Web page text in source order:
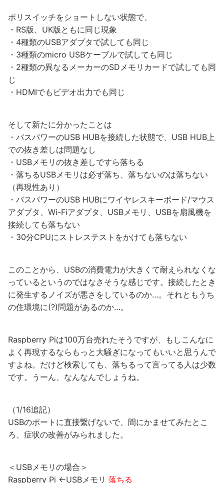
ポリスイッチをショートしない状態で、
・RS版、UK版ともに同じ現象
・4種類のUSBアダプタで試しても同じ
・3種類のmicro USBケーブルで試しても同じ
・2種類の異なるメーカーのSDメモリカードで試しても同
じ
・HDMIでもビデオ出力でも同じ
そして新たに分かったことは
・バスパワーのUSB HUBを接続した状態で、USB HUB上
での抜き差しは問題なし
・USBメモリの抜き差しですら落ちる
・落ちるUSBメモリは必ず落ち、落ちないのは落ちない
（再現性あり）
・バスパワーのUSB HUBにワイヤレスキーボード/マウス
アダプタ、Wi-Fiアダプタ、USBメモリ、USBを扇風機を
接続しても落ちない
・30分CPUにストレステストをかけても落ちない
このことから、USBの消費電力が大きくて耐えられなくな
っているというのではなさそうな感じです。接続したとき
に発生するノイズが悪さをしているのか…。それともうち
の住環境に(?)問題があるのか…。
Raspberry Piは100万台売れたそうですが、もしこんなに
よく再現するならもっと大騒ぎになってもいいと思うんで
すよね。だけど検索しても、落ちるって言ってる人は少数
です。うーん、なんなんでしょうね。
（1/16追記）
USBのポートに直接繋げないで、間にかませてみたとこ
ろ、症状の改善がみられました。
＜USBメモリの場合＞
Raspberry Pi ←USBメモリ 落ちる